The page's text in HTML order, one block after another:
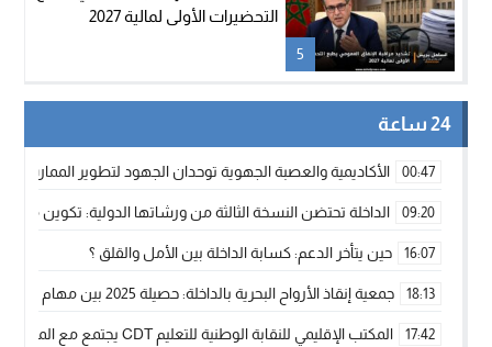
5
التحضيرات الأولى لمالية 2027
24 ساعة
00:47 الأكاديمية والعصبة الجهوية توحدان الجهود لتطوير الممارسة
09:20 الداخلة تحتضن النسخة الثالثة من ورشاتها الدولية: تكوين
16:07 حين يتأخر الدعم: كسابة الداخلة بين الأمل والقلق ؟
18:13 جمعية إنقاذ الأرواح البحرية بالداخلة: حصيلة 2025 بين مهام الإنقاذ ومشروع “دار البحار”
17:42 المكتب الإقليمي للنقابة الوطنية للتعليم CDT يجتمع مع المدير الإقليمي لمناقشة ملفات جوهرية لنساء ورجال التعليم